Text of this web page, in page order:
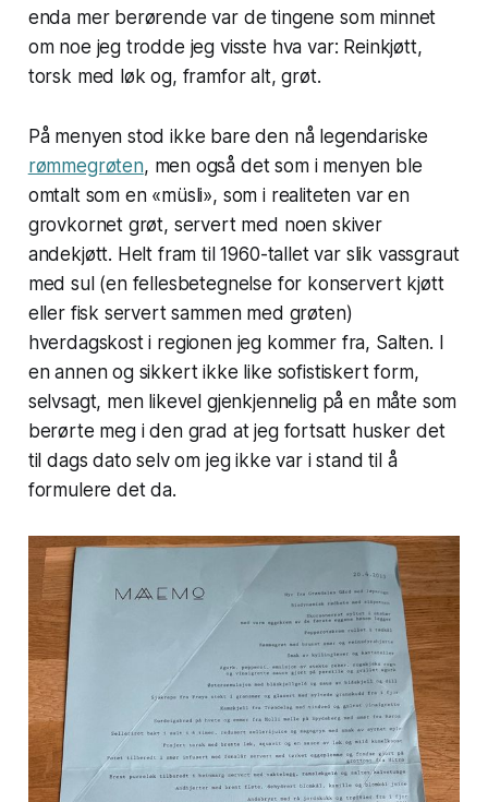
enda mer berørende var de tingene som minnet
om noe jeg trodde jeg visste hva var: Reinkjøtt,
torsk med løk og, framfor alt, grøt.
På menyen stod ikke bare den nå legendariske
rømmegrøten, men også det som i menyen ble
omtalt som en «müsli», som i realiteten var en
grovkornet grøt, servert med noen skiver
andekjøtt. Helt fram til 1960-tallet var slik vassgraut
med sul (en fellesbetegnelse for konservert kjøtt
eller fisk servert sammen med grøten)
hverdagskost i regionen jeg kommer fra, Salten. I
en annen og sikkert ikke like sofistiskert form,
selvsagt, men likevel gjenkjennelig på en måte som
berørte meg i den grad at jeg fortsatt husker det
til dags dato selv om jeg ikke var i stand til å
formulere det da.